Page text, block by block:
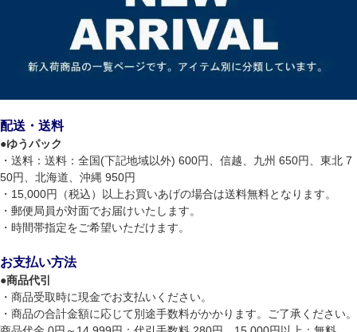
配送・送料
●ゆうパック
・送料：送料：全国(下記地域以外) 600円、信越、九州 650円、東北 7
50円、北海道、沖縄 950円
・15,000円（税込）以上お買いあげの場合は送料無料となります。
・郵便局員が対面でお届けいたします。
・時間帯指定をご希望いただけます。
お支払い方法
●商品代引
・商品受取時に現金でお支払いください。
・商品の合計金額に応じて別途手数料がかかります。ご了承ください。